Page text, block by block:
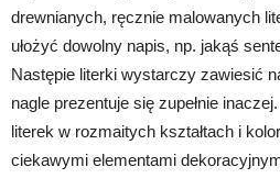
drewnianych, ręcznie malowanych
ułożyć dowolny napis, np. jakąś
Następie literki wystarczy zawiesić
nagle prezentuje się zupełnie
literek w rozmaitych kształtach i
ciekawymi elementami